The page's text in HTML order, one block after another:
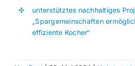
unterstütztes nachhaltiges
„Spargemeinschaften
effiziente Kocher“